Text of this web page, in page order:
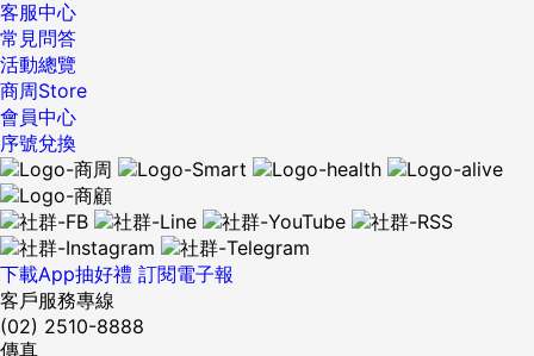
客服中心
常見問答
活動總覽
商周Store
會員中心
序號兌換
下載App抽好禮 訂閱電子報
客戶服務專線
(02) 2510-8888
傳真